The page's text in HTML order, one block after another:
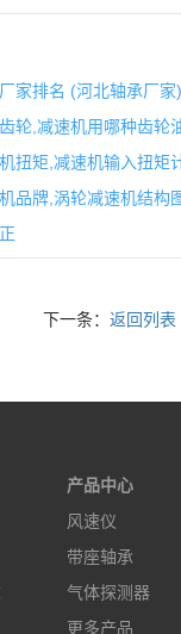
家排名 (河北轴承厂家)
轮,减速机用哪种齿轮
扭矩,减速机输入扭矩
品牌,涡轮减速机结构
下一条： 返回列表
产品中心
风速仪
带座轴承
气体探测器
更多产品